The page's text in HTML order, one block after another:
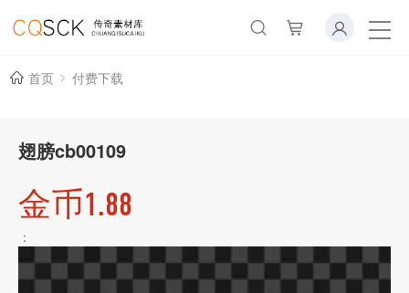
首页 付费下载
翅膀cb00109
金币1.88
：